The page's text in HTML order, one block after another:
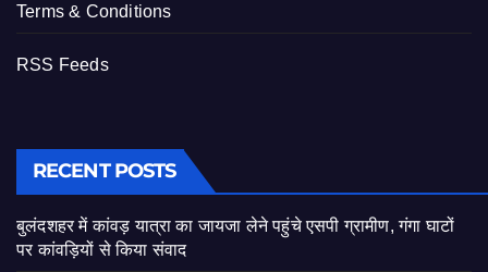
Terms & Conditions
RSS Feeds
RECENT POSTS
बुलंदशहर में कांवड़ यात्रा का जायजा लेने पहुंचे एसपी ग्रामीण, गंगा घाटों
पर कांवड़ियों से किया संवाद